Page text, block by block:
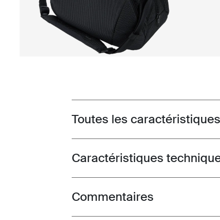
Toggle features
Toutes les caractéristiques
Toggle techspec
Caractéristiques
Toggle overview
Commentaires